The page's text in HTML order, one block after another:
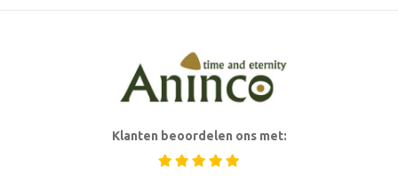
Klanten beoordelen ons met: